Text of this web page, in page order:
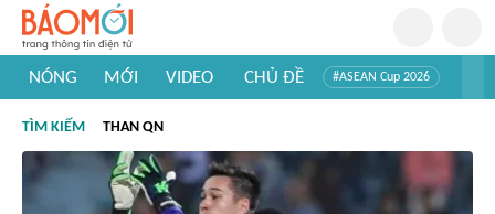
NÓNG MỚI VIDEO CHỦ ĐỀ #ASEAN Cup 2026
#Khám phá thế giới
TÌM KIẾM THAN QN